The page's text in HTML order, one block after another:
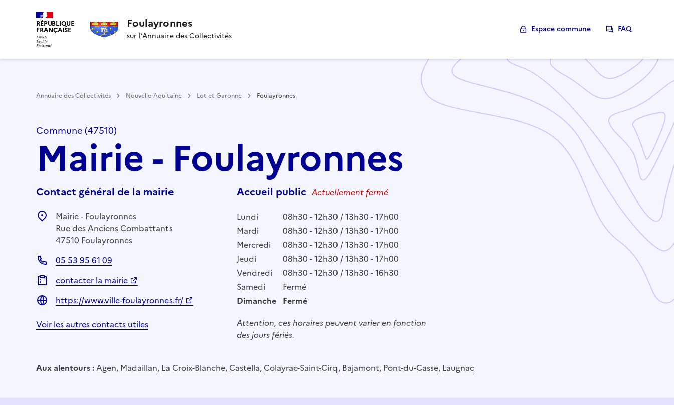
RÉPUBLIQUE
FRANÇAISE Foulayronnes
sur l’Annuaire des Collectivités
Espace commune FAQ
Annuaire des Collectivités Nouvelle-Aquitaine Lot-et-Garonne Foulayronnes
Commune (47510)
Mairie - Foulayronnes
Contact général de la mairie
Mairie - Foulayronnes
Rue des Anciens Combattants
47510 Foulayronnes
05 53 95 61 09
contacter la mairie
https://www.ville-foulayronnes.fr/
Voir les autres contacts utiles
Accueil public Actuellement fermé
Lundi
08h30 - 12h30 / 13h30 - 17h00
Mardi
08h30 - 12h30 / 13h30 - 17h00
Mercredi
08h30 - 12h30 / 13h30 - 17h00
Jeudi
08h30 - 12h30 / 13h30 - 17h00
Vendredi
08h30 - 12h30 / 13h30 - 16h30
Samedi
Fermé
Dimanche Fermé
Attention, ces horaires peuvent varier en fonction
des jours fériés.
Aux alentours :Agen, Madaillan, La Croix-Blanche, Castella, Colayrac-Saint-Cirq, Bajamont, Pont-du-Casse, Laugnac